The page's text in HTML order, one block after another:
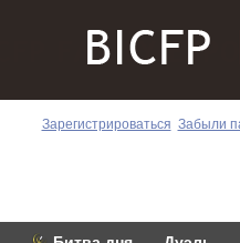
Зарегистрироваться Забыли